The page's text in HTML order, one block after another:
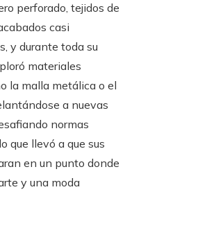
perforado, tejidos de
casi
y durante toda su
materiales
la malla metálica o el
a nuevas
normas
que llevó a que sus
en un punto donde
y una moda